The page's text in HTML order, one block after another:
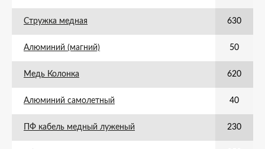
Стружка медная 630
Алюминий (магний) 50
Медь Колонка 620
Алюминий самолетный 40
ПФ кабель медный луженый 230